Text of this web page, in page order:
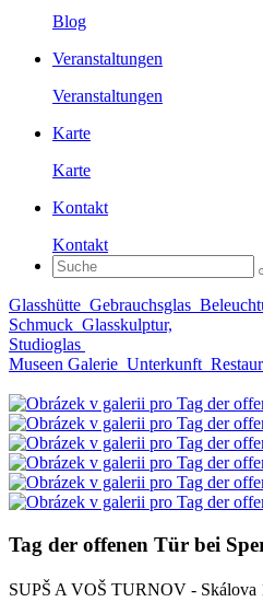
Blog
Veranstaltungen
Veranstaltungen
Karte
Karte
Kontakt
Kontakt
Glasshütte Gebrauchsglas
Schmuck Glasskulptur,
Studioglas
Museen Galerie Unterkunft
Tag der offenen Tür bei
SUPŠ A VOŠ TURNOV - Skálova